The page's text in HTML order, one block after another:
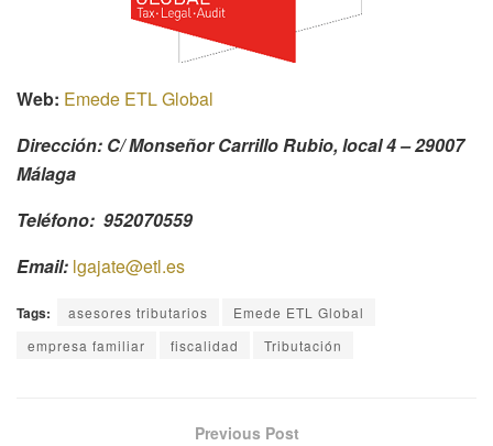
Web: Emede ETL Global
Dirección: C/ Monseñor Carrillo Rubio, local 4 – 29007
Málaga
Teléfono: 952070559
Email: lgajate@etl.es
Tags: asesores tributarios
Emede ETL Global
empresa familiar
fiscalidad Tributación
Previous Post